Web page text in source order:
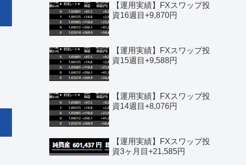
【運用実績】FXスワップ投
資16週目+9,870円
【運用実績】FXスワップ投
資15週目+9,588円
【運用実績】FXスワップ投
資14週目+8,076円
【運用実績】FXスワップ投
資3ヶ月目+21,585円